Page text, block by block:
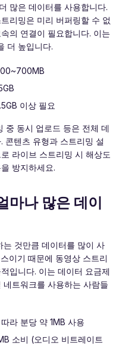
많은 데이터를 사용합니다.
리밍은 미리 버퍼링할 수 없
의 연결이 필요합니다. 이는
더 높입니다.
이상 필요
중 동시 업로드 등은 전체 데
콘텐츠 유형과 스트리밍 설
라이브 스트리밍 시 해상도
방지하세요.
나 많은 데이
것만큼 데이터를 많이 사
이기 때문에 동영상 스트리
입니다. 이는 데이터 요금제
트워크를 사용하는 사람들
라 분당 약 1MB 사용
소비 (오디오 비트레이트